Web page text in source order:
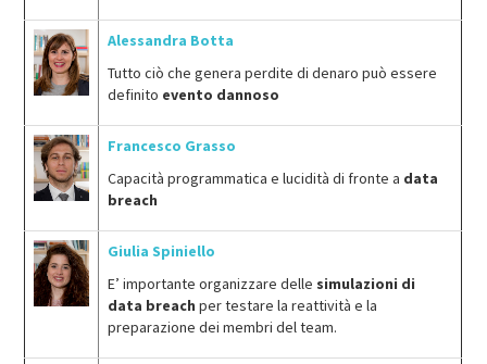
Alessandra Botta
Tutto ciò che genera perdite di denaro può essere
definito evento dannoso
Francesco Grasso
Capacità programmatica e lucidità di fronte a data
breach
Giulia Spiniello
E’ importante organizzare delle simulazioni di
data breach per testare la reattività e la
preparazione dei membri del team.